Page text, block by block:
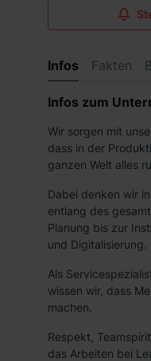
Infos Fakten
Infos zum
Wir sorgen mit
dass in der
ganzen Welt alles
Dabei denken wir
entlang des
Planung bis zur
und Digitalisierung.
Als
wissen wir, dass
machen.
Respekt,
das Arbeiten bei